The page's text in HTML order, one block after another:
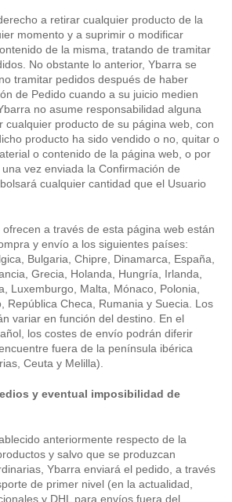
a retirar cualquier producto de la
momento y a suprimir o modificar
de la misma, tratando de tramitar
No obstante lo anterior, Ybarra se
tramitar pedidos después de haber
de Pedido cuando a su juicio medien
no asume responsabilidad alguna
cualquier producto de su página web, con
producto ha sido vendido o no, quitar o
o contenido de la página web, o por
vez enviada la Confirmación de
cualquier cantidad que el Usuario
a través de esta página web están
y envío a los siguientes países:
Bulgaria, Chipre, Dinamarca, España,
Grecia, Holanda, Hungría, Irlanda,
Luxemburgo, Malta, Mónaco, Polonia,
República Checa, Rumania y Suecia. Los
variar en función del destino. En el
los costes de envío podrán diferir
fuera de la península ibérica
Ceuta y Melilla).
y eventual imposibilidad de
anteriormente respecto de la
y salvo que se produzcan
Ybarra enviará el pedido, a través
de primer nivel (en la actualidad,
y DHL para envíos fuera del